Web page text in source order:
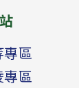
區
區